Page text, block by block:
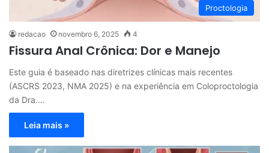
Proctologia
redacao novembro 6, 2025 4
Fissura Anal Crônica: Dor e Manejo
Este guia é baseado nas diretrizes clínicas mais recentes
(ASCRS 2023, NMA 2025) e na experiência em Coloproctologia
da Dra.…
Leia mais »